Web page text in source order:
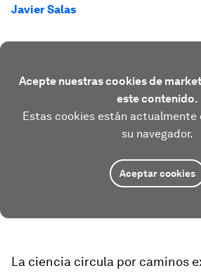
Javier Salas
Acepte nuestras cookies de
este contenido.
Estas cookies están actualmente
su navegador.
Aceptar cookies
La ciencia circula por caminos